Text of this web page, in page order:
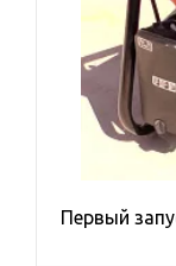
Бренд
A-IPOWER
CTG
ELEMAX
KOHLER-
Первый